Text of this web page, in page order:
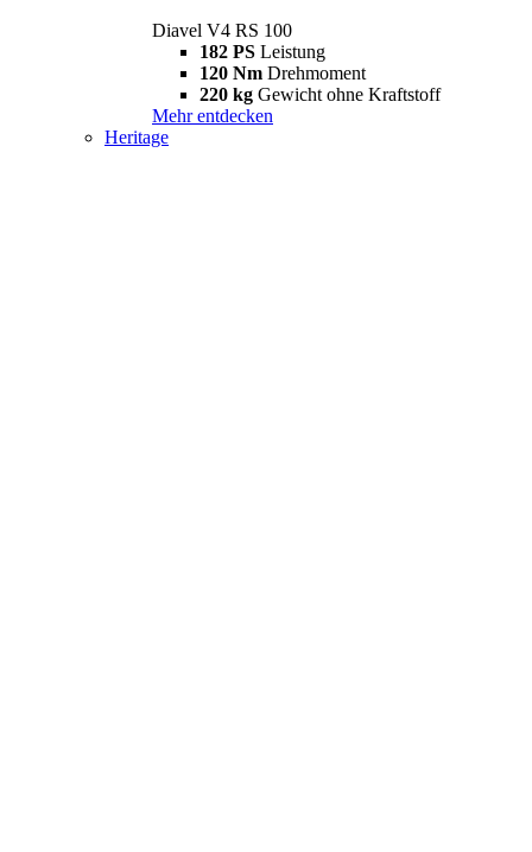
Diavel V4 RS 100
182 PS Leistung
120 Nm Drehmoment
220 kg Gewicht ohne Kraftstoff
Mehr entdecken
Heritage